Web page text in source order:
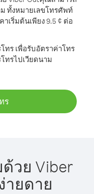
ทั้งหมายเลขโทรศัพท์
เริ่มต้นเพียง 9.5 ¢ ต่อ
ทร เพื่อรับอัตราค่าโทร
ทรไปเวียดนาม
ร
วย Viber
ายดาย